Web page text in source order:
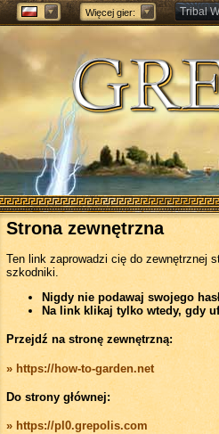
Więcej gier: Tribal
Forge
Strona zewnętrzna
Ten link zaprowadzi cię do zewnętrznej
szkodniki.
Nigdy nie podawaj swojego
Na link klikaj tylko wtedy, gdy
Przejdź na stronę zewnętrzną:
» https://how-to-garden.net
Do strony głównej:
» https://pl0.grepolis.com